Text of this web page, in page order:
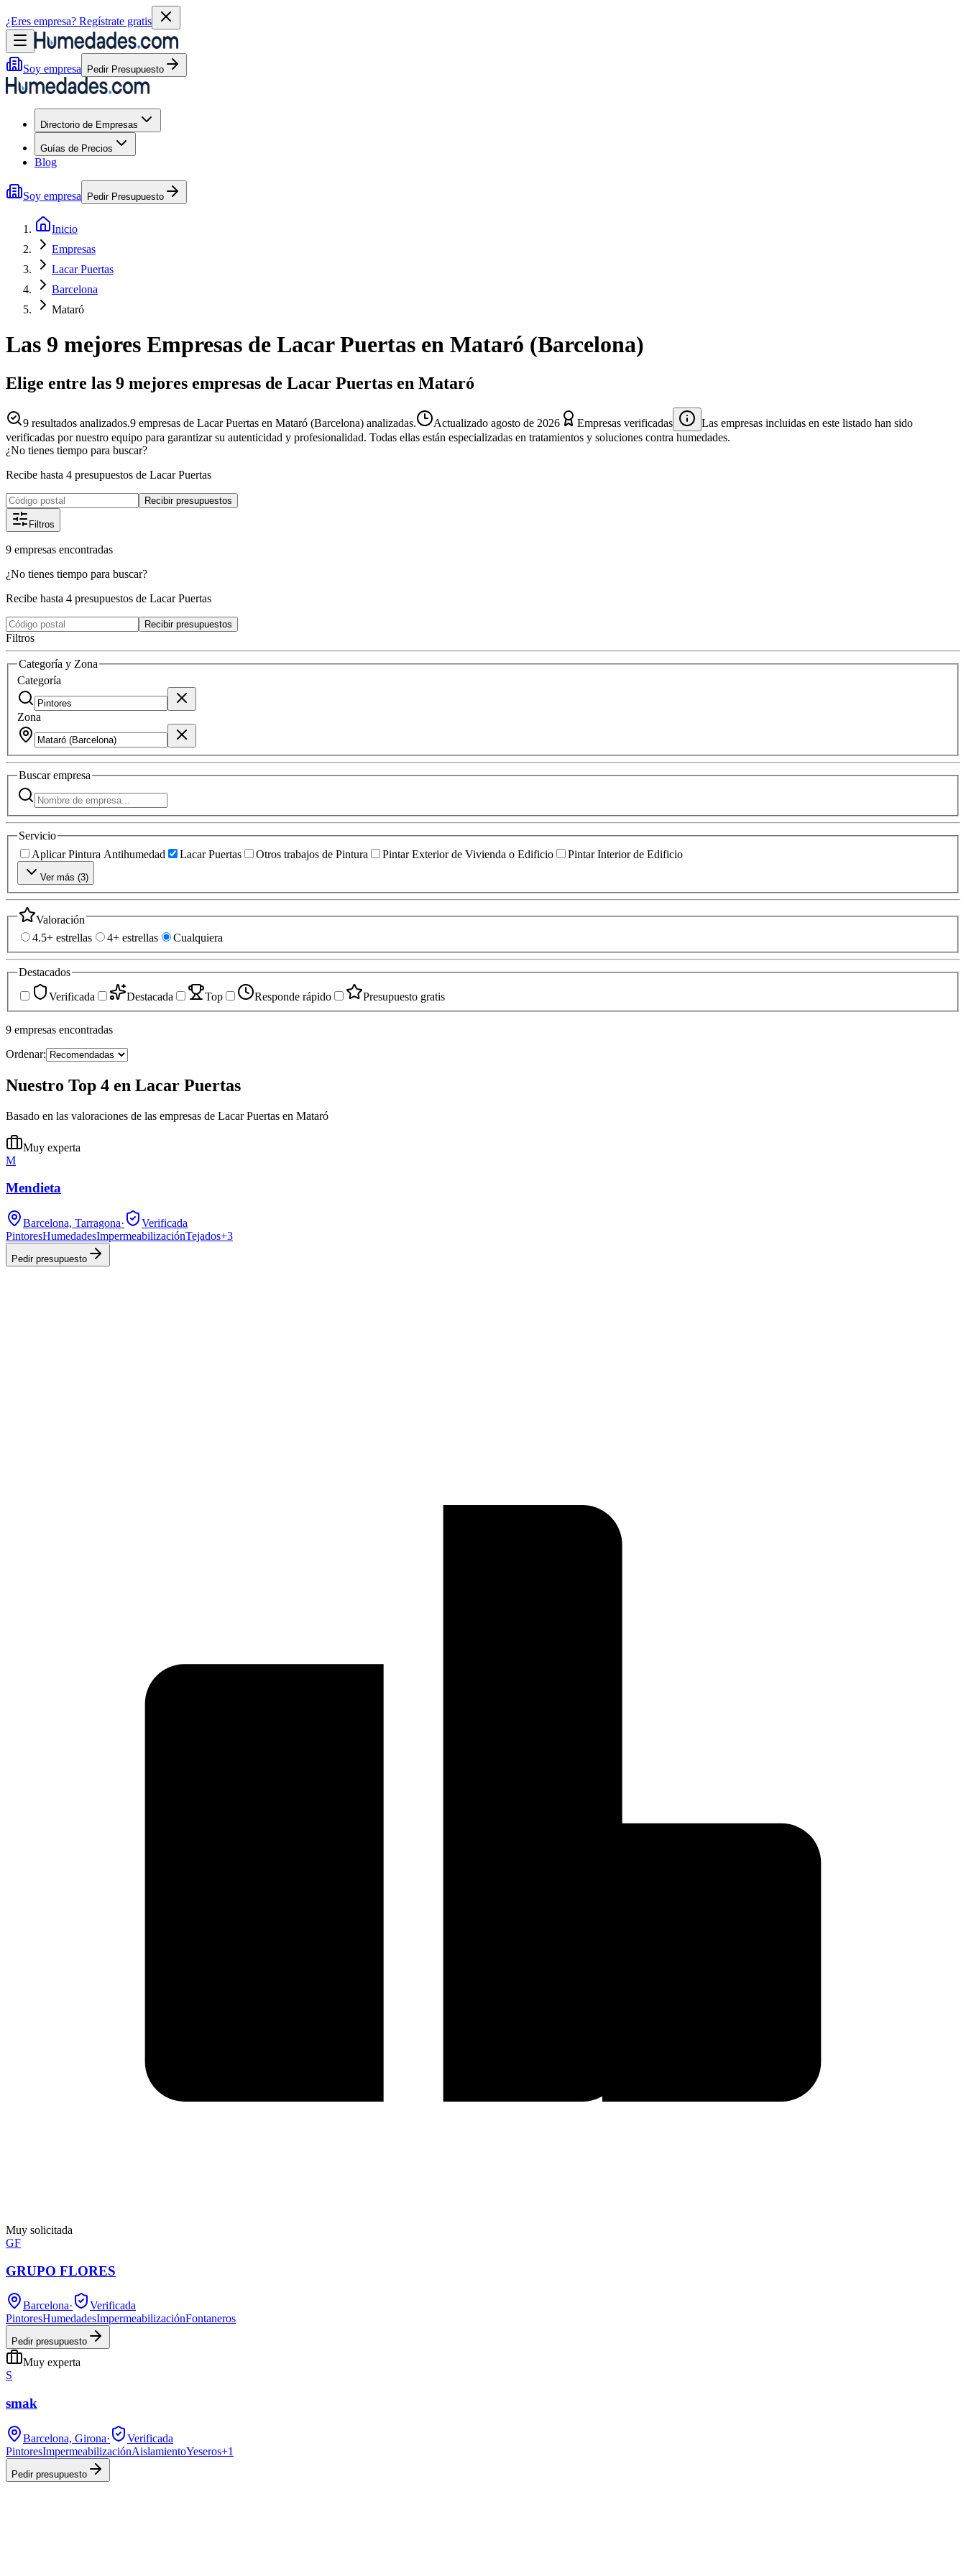
¿Eres empresa? Regístrate gratis
Soy empresa Pedir Presupuesto
Directorio de Empresas
Guías de Precios
Blog
Soy empresa Pedir Presupuesto
Inicio
Empresas
Lacar Puertas
Barcelona
Mataró
Las 9 mejores Empresas de Lacar Puertas en Mataró (Barcelona)
Elige entre las 9 mejores empresas de Lacar Puertas en Mataró
9 resultados analizados.9 empresas de Lacar Puertas en Mataró (Barcelona) analizadas. Actualizado agosto de 2026 Empresas verificadas
Las empresas incluidas en este listado han sido
verificadas por nuestro equipo para garantizar su autenticidad y profesionalidad. Todas ellas están especializadas en tratamientos y soluciones contra humedades.
¿No tienes tiempo para buscar?
Recibe hasta 4 presupuestos de Lacar Puertas
Recibir presupuestos
Filtros
9 empresas encontradas
¿No tienes tiempo para buscar?
Recibe hasta 4 presupuestos de Lacar Puertas
Recibir presupuestos
Filtros
Categoría y Zona
Categoría
Zona
Buscarempresa
Servicio
Aplicar Pintura Antihumedad
Lacar Puertas Otros trabajos de Pintura Pintar Exterior de Vivienda o Edificio Pintar Interior de Edificio
Ver más (3)
Valoración
4.5+ estrellas
4+ estrellas Cualquiera
Destacados
Verificada
Destacada Top Responde rápido Presupuesto gratis
9 empresas encontradas
Ordenar:
Nuestro Top 4 en Lacar Puertas
Basado en las valoraciones de las empresas de Lacar Puertas en Mataró
Muy experta
M
Mendieta
Barcelona, Tarragona·
Verificada
PintoresHumedadesImpermeabilizaciónTejados+3
Pedir presupuesto
Muy solicitada
GF
GRUPO FLORES
Barcelona·
Verificada
PintoresHumedadesImpermeabilizaciónFontaneros
Pedir presupuesto
Muy experta
S
smak
Barcelona, Girona·
Verificada
PintoresImpermeabilizaciónAislamientoYeseros+1
Pedir presupuesto